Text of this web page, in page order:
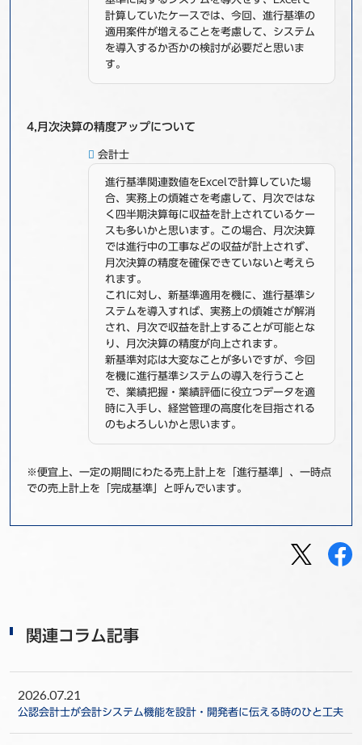
計算していたケースでは、今回、進行基準の
適用案件が増えることを考慮して、システム
を導入するか否かの検討が必要だと思いま
す。
4,月次決算の精度アップについて
会計士
進行基準関連数値をExcelで計算していた場
合、実務上の煩雑さを考慮して、月次ではな
く四半期決算毎に収益を計上されているケー
スも多いかと思います。この場合、月次決算
では進行中の工事などの収益が計上されず、
月次決算の精度を確保できていないと考えら
れます。
これに対し、新基準適用を機に、進行基準シ
ステムを導入すれば、実務上の煩雑さが解消
され、月次で収益を計上することが可能とな
り、月次決算の精度が向上されます。
新基準対応は大変なことが多いですが、今回
を機に進行基準システムの導入を行うこと
で、業績把握・業績評価に役立つデータを適
時に入手し、経営管理の高度化を目指される
のもよろしいかと思います。
※便宜上、一定の期間にわたる売上計上を「進行基準」、一時点
での売上計上を「完成基準」と呼んでいます。
関連コラム記事
2026.07.21
公認会計士が会計システム機能を設計・開発者に伝える時のひと工夫